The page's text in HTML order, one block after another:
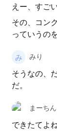
えー、すご
その、コン
っていうの
みり
そうなの、
だ。
まーちん
できたてよね